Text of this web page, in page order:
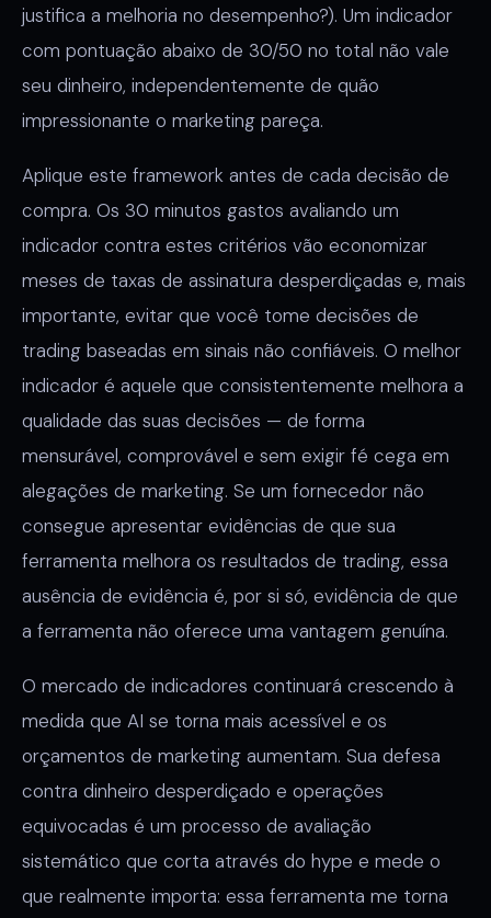
justifica a melhoria no desempenho?). Um indicador
com pontuação abaixo de 30/50 no total não vale
seu dinheiro, independentemente de quão
impressionante o marketing pareça.
Aplique este framework antes de cada decisão de
compra. Os 30 minutos gastos avaliando um
indicador contra estes critérios vão economizar
meses de taxas de assinatura desperdiçadas e, mais
importante, evitar que você tome decisões de
trading baseadas em sinais não confiáveis. O melhor
indicador é aquele que consistentemente melhora a
qualidade das suas decisões — de forma
mensurável, comprovável e sem exigir fé cega em
alegações de marketing. Se um fornecedor não
consegue apresentar evidências de que sua
ferramenta melhora os resultados de trading, essa
ausência de evidência é, por si só, evidência de que
a ferramenta não oferece uma vantagem genuína.
O mercado de indicadores continuará crescendo à
medida que AI se torna mais acessível e os
orçamentos de marketing aumentam. Sua defesa
contra dinheiro desperdiçado e operações
equivocadas é um processo de avaliação
sistemático que corta através do hype e mede o
que realmente importa: essa ferramenta me torna